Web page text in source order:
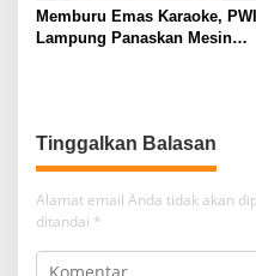
Memburu Emas Karaoke, PWI
Lampung Panaskan Mesin
Tinggalkan Balasan
Alamat email Anda tidak akan
ditandai *